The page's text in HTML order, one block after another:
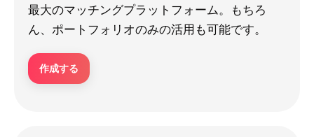
最大のマッチングプラットフォーム。もちろ
ん、ポートフォリオのみの活用も可能です。
作成する